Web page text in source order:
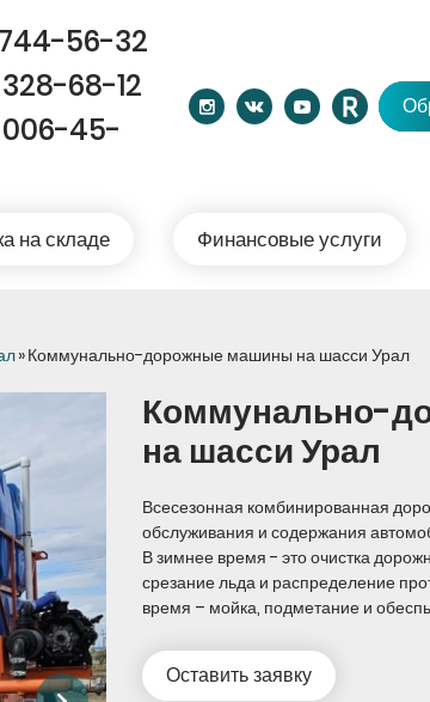
56-32
68-12
006-45-
на складе Финансовые услуги
»Коммунально-дорожные машины на шасси Урал
Коммунально-
на шасси Урал
Всесезонная комбинированная
обслуживания и содержания
В зимнее время - это очистка
срезание льда и распределение
время – мойка, подметание и
Оставить заявку